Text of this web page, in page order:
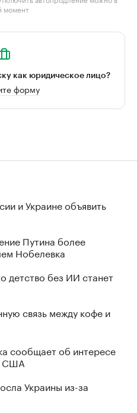
момент
как юридическое лицо?
форму
и Украине объявить
Путина более
Нобелевка
детство без ИИ станет
связь между кофе и
сообщает об интересе
США
Украины из-за